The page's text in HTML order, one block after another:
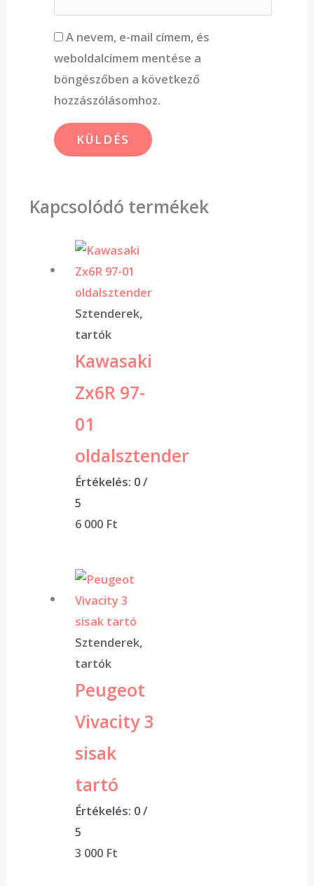
A nevem, e-mail címem, és
weboldalcímem mentése a
böngészőben a következő
hozzászólásomhoz.
Kapcsolódó termékek
Sztenderek,
tartók
Kawasaki
Zx6R 97-
01
oldalsztender
Értékelés: 0/
5
6 000 Ft
Sztenderek,
tartók
Peugeot
Vivacity 3
sisak
tartó
Értékelés: 0/
5
3 000 Ft